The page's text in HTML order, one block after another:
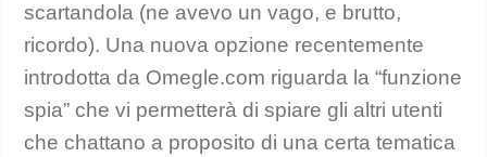
scartandola (ne avevo un vago, e brutto,
ricordo). Una nuova opzione recentemente
introdotta da Omegle.com riguarda la “funzione
spia” che vi permetterà di spiare gli altri utenti
che chattano a proposito di una certa tematica